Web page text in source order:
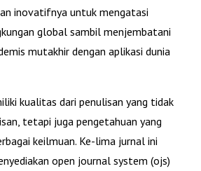
inovatifnya untuk mengatasi
global sambil menjembatani
mutakhir dengan aplikasi dunia
kualitas dari penulisan yang tidak
tetapi juga pengetahuan yang
keilmuan. Ke-lima jurnal ini
open journal system (ojs)